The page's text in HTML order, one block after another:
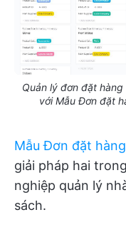
Quản lý đơn đặt
với Mẫu Đơn đặt
Mẫu Đơn đặt
giải pháp hai
nghiệp quản lý
sách.